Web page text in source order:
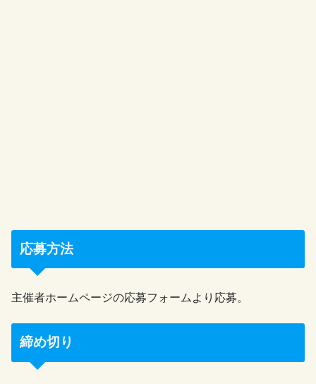
応募方法
主催者ホームページの応募フォームより応募。
締め切り